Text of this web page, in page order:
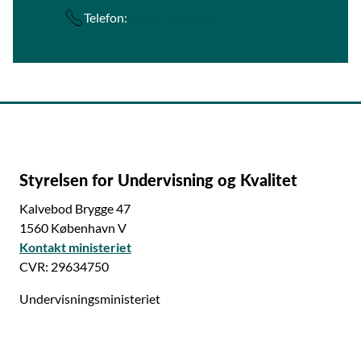
Telefon:
Styrelsen for Undervisning og Kvalitet
Kalvebod Brygge 47
1560 København V
Kontakt ministeriet
CVR: 29634750
Undervisningsministeriet